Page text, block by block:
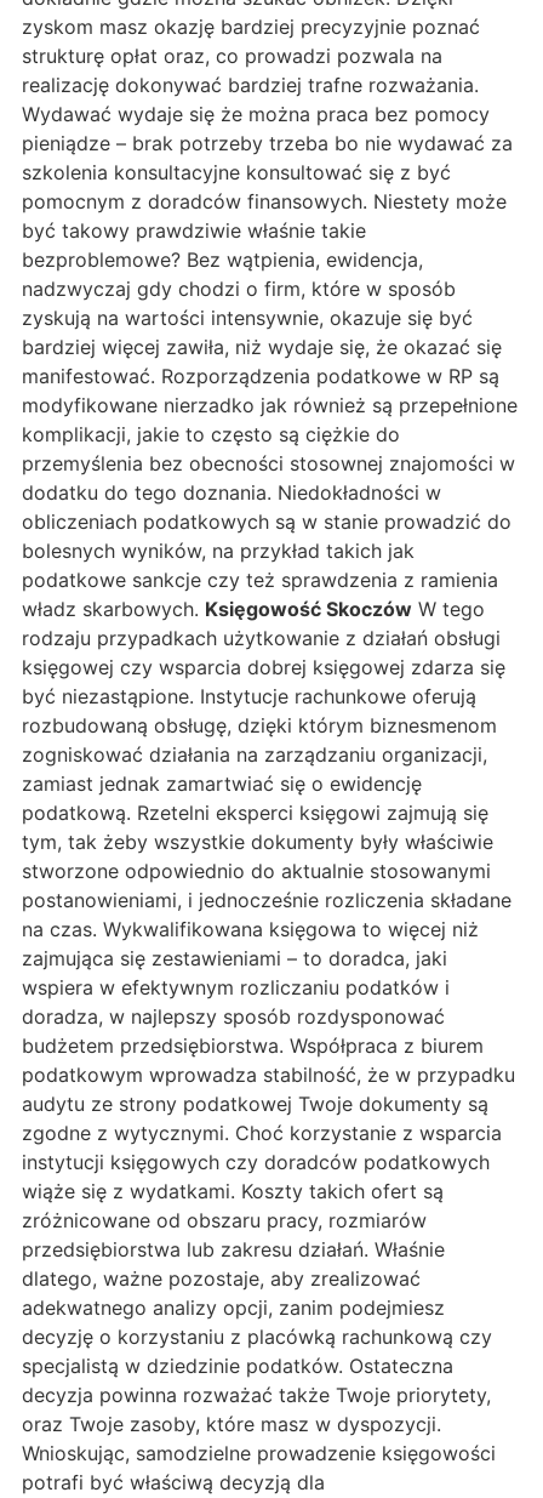
zyskom masz okazję bardziej precyzyjnie poznać
strukturę opłat oraz, co prowadzi pozwala na
realizację dokonywać bardziej trafne rozważania.
Wydawać wydaje się że można praca bez pomocy
pieniądze – brak potrzeby trzeba bo nie wydawać za
szkolenia konsultacyjne konsultować się z być
pomocnym z doradców finansowych. Niestety może
być takowy prawdziwie właśnie takie
bezproblemowe? Bez wątpienia, ewidencja,
nadzwyczaj gdy chodzi o firm, które w sposób
zyskują na wartości intensywnie, okazuje się być
bardziej więcej zawiła, niż wydaje się, że okazać się
manifestować. Rozporządzenia podatkowe w RP są
modyfikowane nierzadko jak również są przepełnione
komplikacji, jakie to często są ciężkie do
przemyślenia bez obecności stosownej znajomości w
dodatku do tego doznania. Niedokładności w
obliczeniach podatkowych są w stanie prowadzić do
bolesnych wyników, na przykład takich jak
podatkowe sankcje czy też sprawdzenia z ramienia
władz skarbowych. Księgowość Skoczów W tego
rodzaju przypadkach użytkowanie z działań obsługi
księgowej czy wsparcia dobrej księgowej zdarza się
być niezastąpione. Instytucje rachunkowe oferują
rozbudowaną obsługę, dzięki którym biznesmenom
zogniskować działania na zarządzaniu organizacji,
zamiast jednak zamartwiać się o ewidencję
podatkową. Rzetelni eksperci księgowi zajmują się
tym, tak żeby wszystkie dokumenty były właściwie
stworzone odpowiednio do aktualnie stosowanymi
postanowieniami, i jednocześnie rozliczenia składane
na czas. Wykwalifikowana księgowa to więcej niż
zajmująca się zestawieniami – to doradca, jaki
wspiera w efektywnym rozliczaniu podatków i
doradza, w najlepszy sposób rozdysponować
budżetem przedsiębiorstwa. Współpraca z biurem
podatkowym wprowadza stabilność, że w przypadku
audytu ze strony podatkowej Twoje dokumenty są
zgodne z wytycznymi. Choć korzystanie z wsparcia
instytucji księgowych czy doradców podatkowych
wiąże się z wydatkami. Koszty takich ofert są
zróżnicowane od obszaru pracy, rozmiarów
przedsiębiorstwa lub zakresu działań. Właśnie
dlatego, ważne pozostaje, aby zrealizować
adekwatnego analizy opcji, zanim podejmiesz
decyzję o korzystaniu z placówką rachunkową czy
specjalistą w dziedzinie podatków. Ostateczna
decyzja powinna rozważać także Twoje priorytety,
oraz Twoje zasoby, które masz w dyspozycji.
Wnioskując, samodzielne prowadzenie księgowości
potrafi być właściwą decyzją dla